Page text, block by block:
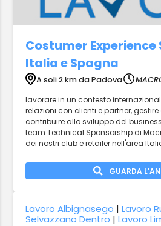
Costumer
Italia e Spagna
A soli 2 km da Padova
lavorare in un contesto
relazioni con clienti e partner,
contribuire allo sviluppo del
team Technical Sponsorship di
dei nostri club e retailer nell'area
GUARDA
Lavoro Albignasego |Lavoro
Selvazzano Dentro |Lavoro